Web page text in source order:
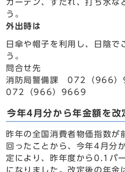
カーテン、すだれ、打ち水な
う。
外出時は
日傘や帽子を利用し、日陰で
う。
問合せ先
消防局警備課 072（966）
072（966）9669
今年4月分から年金額を改
昨年の全国消費者物価指数
回ったことから、今年4月分
定により、昨年度から0.1パ
になりました。改定後の年金